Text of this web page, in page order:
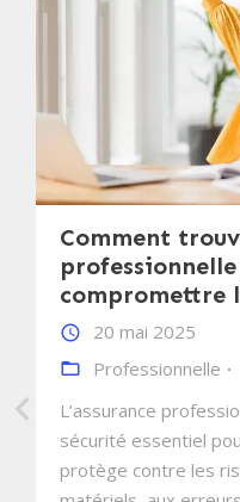
Comment
compromettre
20 mai 2025
Professionnelle
L’assurance
sécurité essentiel
protège contre les